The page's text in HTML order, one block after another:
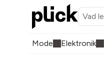
Mode Elektronik